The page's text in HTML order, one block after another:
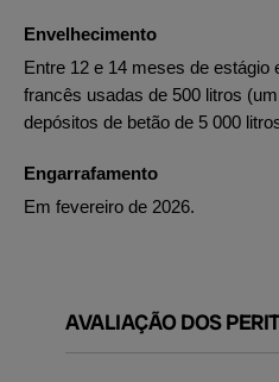
Envelhecimento
Entre 12 e 14 meses de estágio
francês usadas de 500 litros
depósitos de betão de 5 000
Engarrafamento
Em fevereiro de 2026.
AVALIAÇÃO DOS